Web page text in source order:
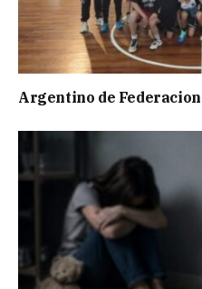
Argentino de